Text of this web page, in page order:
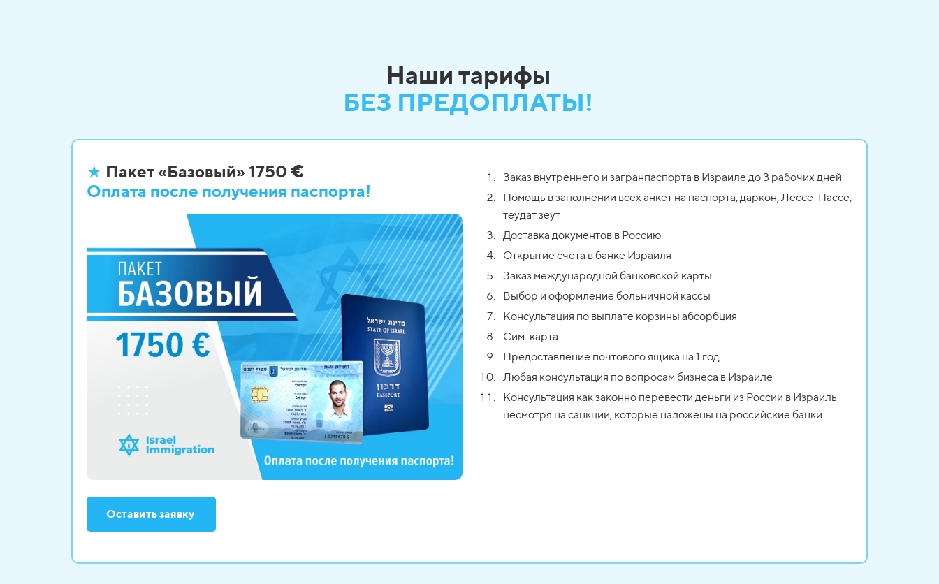
Наши тарифы
БЕЗ ПРЕДОПЛАТЫ!
★ Пакет «Базовый» 1750 €
Оплата после получения паспорта!
Оставить заявку
Заказ внутреннего и загранпаспорта в Израиле до 3 рабочих дней
Помощь в заполнении всех анкет на паспорта, даркон, Лессе-Пассе,
теудат зеут
Доставка документов в Россию
Открытие счета в банке Израиля
Заказ международной банковской карты
Выбор и оформление больничной кассы
Консультация по выплате корзины абсорбция
Сим-карта
Предоставление почтового ящика на 1 год
Любая консультация по вопросам бизнеса в Израиле
Консультация как законно перевести деньги из России в Израиль
несмотря на санкции, которые наложены на российские банки